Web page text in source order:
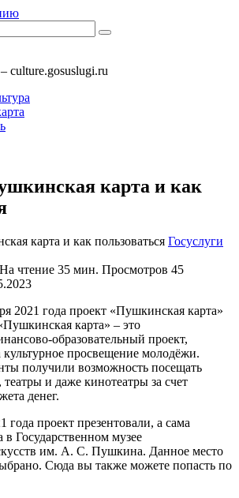
culture.gosuslugi.ru
карта и как
Госуслуги
На чтение 35 мин. Просмотров 45
2021 года проект «Пушкинская карта»
карта» – это
образовательный проект,
просвещение молодёжи.
получили возможность посещать
и даже кинотеатры за счет
денег.
года проект презентовали, а сама
Государственном музее
им. А. С. Пушкина. Данное место
Сюда вы также можете попасть по